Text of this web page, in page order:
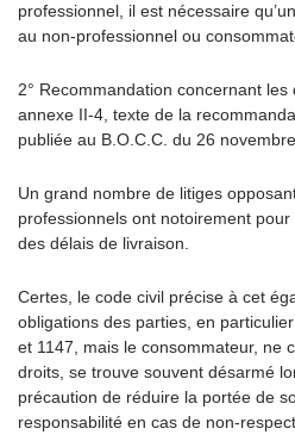
professionnel, il est nécessaire
au non-professionnel ou
2° Recommandation concernant les
annexe II-4, texte de la
publiée au B.O.C.C. du 26
Un grand nombre de litiges
professionnels ont notoirement
des délais de livraison.
Certes, le code civil précise à cet
obligations des parties, en
et 1147, mais le consommateur, ne
droits, se trouve souvent désarmé
précaution de réduire la portée de
responsabilité en cas de non-